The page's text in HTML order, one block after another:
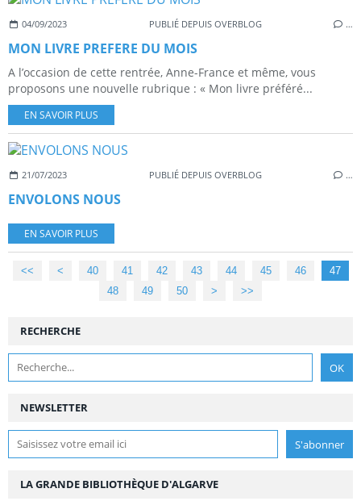
04/09/2023 PUBLIÉ DEPUIS OVERBLOG …
MON LIVRE PREFERE DU MOIS
A l’occasion de cette rentrée, Anne-France et même, vous
proposons une nouvelle rubrique : « Mon livre préféré...
EN SAVOIR PLUS
21/07/2023 PUBLIÉ DEPUIS OVERBLOG …
ENVOLONS NOUS
EN SAVOIR PLUS
<< < 10
20
30
40 41 42 43 44 45 46
47
48
49 50 60
70
80
90
100
> >>
NEWSLETTER
RECHERCHE
LA GRANDE BIBLIOTHÈQUE D'ALGARVE